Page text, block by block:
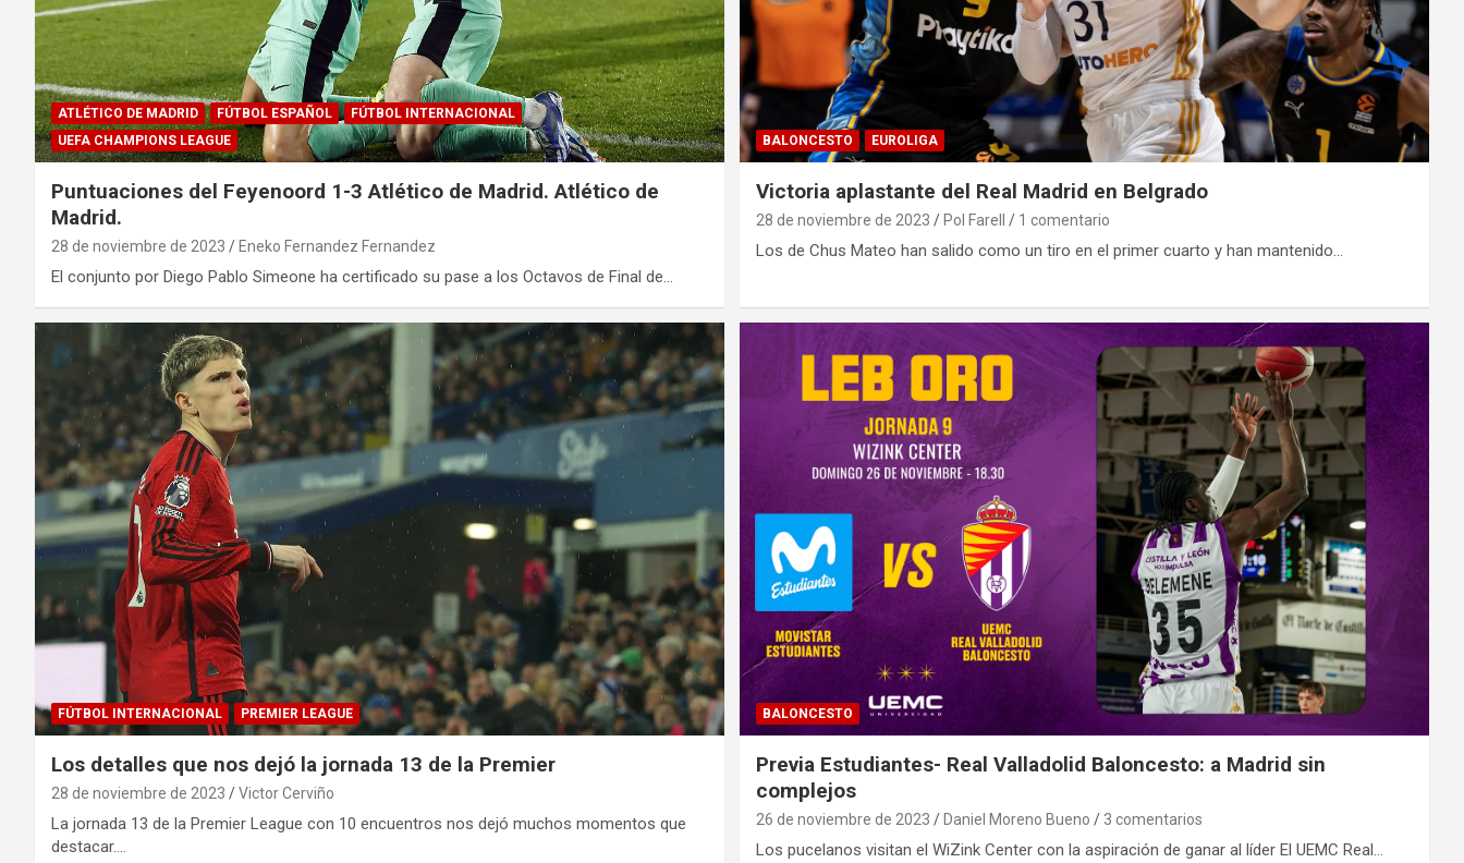
ATLÉTICO DE MADRID FÚTBOL ESPAÑOL
FÚTBOL INTERNACIONAL
UEFA CHAMPIONS LEAGUE
Puntuaciones del Feyenoord 1-3 Atlético de Madrid. Atlético de
Madrid.
28 de noviembre de 2023 Eneko Fernandez Fernandez
El conjunto por Diego Pablo Simeone ha certificado su pase a los Octavos de Final de…
BALONCESTO EUROLIGA
Victoria aplastante del Real Madrid en Belgrado
28 de noviembre de 2023 Pol Farell 1 comentario
Los de Chus Mateo han salido como un tiro en el primer cuarto y han mantenido…
FÚTBOL INTERNACIONAL PREMIER LEAGUE
Los detalles que nos dejó la jornada 13 de la Premier
28 de noviembre de 2023 Victor Cerviño
La jornada 13 de la Premier League con 10 encuentros nos dejó muchos momentos que
destacar.…
BALONCESTO
Previa Estudiantes- Real Valladolid Baloncesto: a Madrid sin
complejos
26 de noviembre de 2023 Daniel Moreno Bueno 3 comentarios
Los pucelanos visitan el WiZink Center con la aspiración de ganar al líder El UEMC Real…